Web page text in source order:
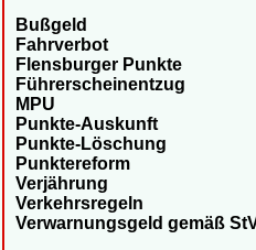
Bußgeld
Fahrverbot
Flensburger Punkte
Führerscheinentzug
MPU
Punkte-Auskunft
Punkte-Löschung
Punktereform
Verjährung
Verkehrsregeln
Verwarnungsgeld gemäß